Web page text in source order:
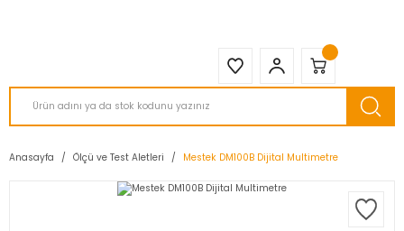
Anasayfa Ölçü ve Test Aletleri Mestek DM100B Dijital Multimetre